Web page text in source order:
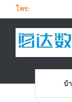
โทร:
บ้